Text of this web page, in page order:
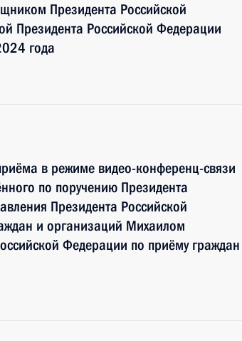
Президента Российской
Президента Российской Федерации
года
в режиме видео-конференц-связи
по поручению Президента
Президента Российской
и организаций Михаилом
Федерации по приёму граждан